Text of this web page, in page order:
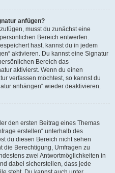
anfügen?
musst du zunächst eine
Bereich entwerfen.
hast, kannst du in jedem
aktivieren. Du kannst eine Signatur
Bereich das
aktivierst. Wenn du einen
verfassen möchtest, so kannst du
anhängen“ wieder deaktivieren.
den ersten Beitrag eines Themas
erstellen“ unterhalb des
du diesen Bereich nicht sehen
die Berechtigung, Umfragen zu
zwei Antwortmöglichkeiten in
dabei sicherstellen, dass jede